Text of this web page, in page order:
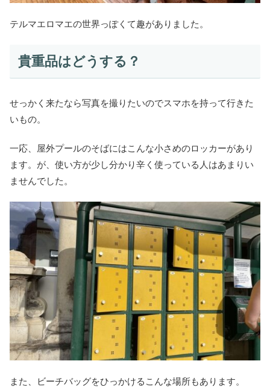
テルマエロマエの世界っぽくて趣がありました。
貴重品はどうする？
せっかく来たなら写真を撮りたいのでスマホを持って行きた
いもの。
一応、屋外プールのそばにはこんな小さめのロッカーがあり
ます。が、使い方が少し分かり辛く使っている人はあまりい
ませんでした。
また、ビーチバッグをひっかけるこんな場所もあります。